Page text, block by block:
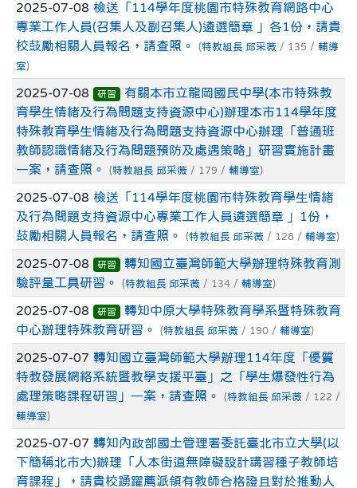
2025-07-08 檢送「114學年度桃園市特殊教育網路中心
專業工作人員(召集人及副召集人)遴選簡章 」各1份，請貴
校鼓勵相關人員報名，請查照。
(特教組長 邱采薇 / 135 / 輔導
室)
2025-07-08 研習
有關本市立龍岡國民中學(本市特殊教
育學生情緒及行為問題支持資源中心)辦理本市114學年度
特殊教育學生情緒及行為問題支持資源中心辦理「普通班
教師認識情緒及行為問題預防及處遇策略」研習實施計畫
一案，請查照。
(特教組長 邱采薇 / 179 / 輔導室)
2025-07-08 檢送「114學年度桃園市特殊教育學生情緒
及行為問題支持資源中心專業工作人員遴選簡章 」1份，
鼓勵相關人員報名，請查照。
(特教組長 邱采薇 / 128 / 輔導室)
2025-07-08 研習
轉知國立臺灣師範大學辦理特殊教育測
驗評量工具研習。
(特教組長 邱采薇 / 134 / 輔導室)
2025-07-08 研習
轉知中原大學特殊教育學系暨特殊教育
中心辦理特殊教育研習。
(特教組長 邱采薇 / 190 / 輔導室)
2025-07-07 轉知國立臺灣師範大學辦理114年度「優質
特教發展網絡系統暨教學支援平臺」之「學生爆發性行為
處理策略課程研習」一案，請查照。
(特教組長 邱采薇 / 122 /
輔導室)
2025-07-07 轉知內政部國土管理署委託臺北市立大學(以
下簡稱北市大)辦理「人本街道無障礙設計講習種子教師培
育課程」，請貴校踴躍薦派領有教師合格證且對於推動人